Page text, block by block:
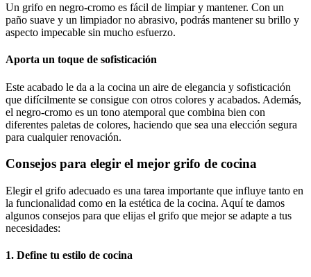
Un grifo en negro-cromo es fácil de limpiar y mantener. Con un
paño suave y un limpiador no abrasivo, podrás mantener su brillo y
aspecto impecable sin mucho esfuerzo.
Aporta un toque de sofisticación
Este acabado le da a la cocina un aire de elegancia y sofisticación
que difícilmente se consigue con otros colores y acabados. Además,
el negro-cromo es un tono atemporal que combina bien con
diferentes paletas de colores, haciendo que sea una elección segura
para cualquier renovación.
Consejos para elegir el mejor grifo de cocina
Elegir el grifo adecuado es una tarea importante que influye tanto en
la funcionalidad como en la estética de la cocina. Aquí te damos
algunos consejos para que elijas el grifo que mejor se adapte a tus
necesidades:
1. Define tu estilo de cocina